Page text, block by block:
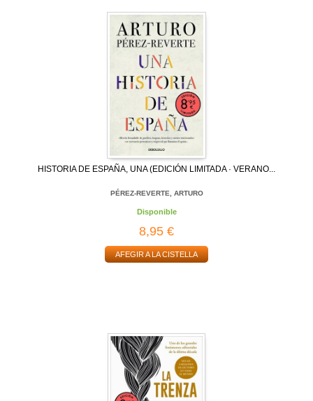
HISTORIA DE ESPAÑA, UNA (EDICIÓN LIMITADA · VERANO...
PÉREZ-REVERTE, ARTURO
Disponible
8,95 €
AFEGIR A LA CISTELLA